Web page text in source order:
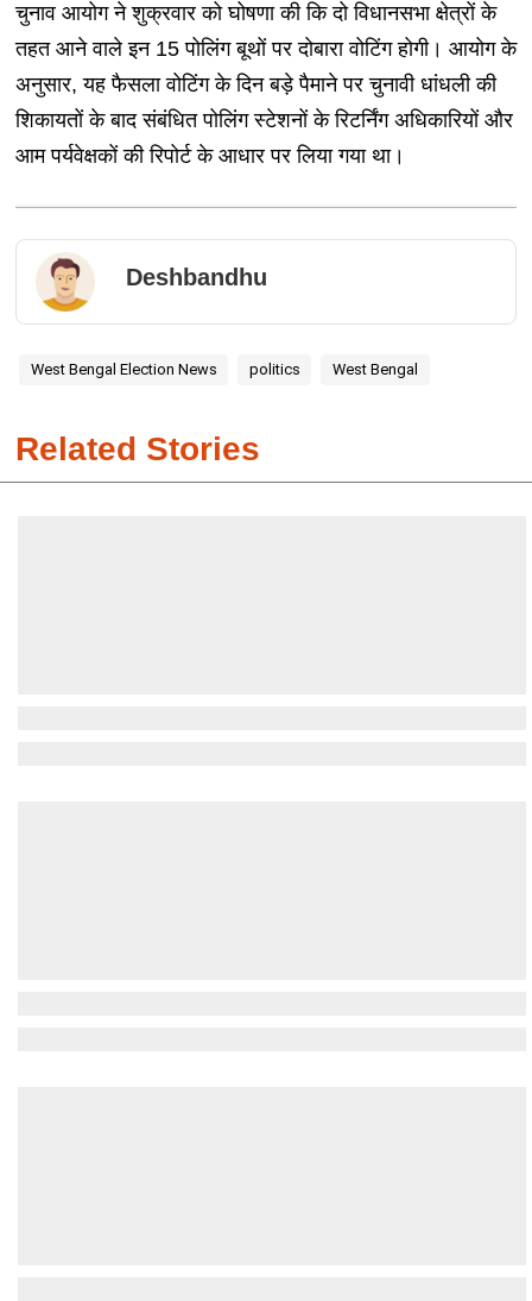
चुनाव आयोग ने शुक्रवार को घोषणा की कि दो विधानसभा क्षेत्रों के
तहत आने वाले इन 15 पोलिंग बूथों पर दोबारा वोटिंग होगी। आयोग के
अनुसार, यह फैसला वोटिंग के दिन बड़े पैमाने पर चुनावी धांधली की
शिकायतों के बाद संबंधित पोलिंग स्टेशनों के रिटर्निंग अधिकारियों और
आम पर्यवेक्षकों की रिपोर्ट के आधार पर लिया गया था।
Deshbandhu
West Bengal Election News politics West Bengal
Related Stories